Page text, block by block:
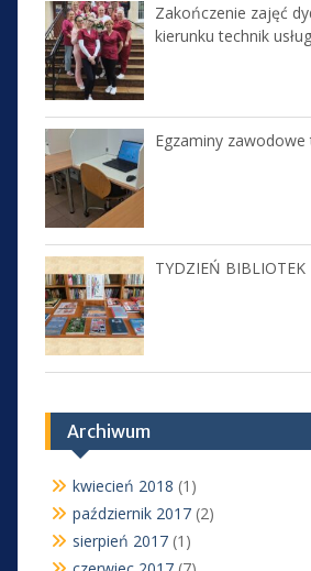
Zakończenie zajęć
kierunku technik
Egzaminy
TYDZIEŃ BIBLIOTEK
Archiwum
kwiecień 2018 (1)
październik 2017(2)
sierpień 2017(1)